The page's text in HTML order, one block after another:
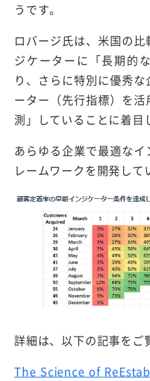
うです。
ロバージ氏は、米国の
ジケーターに「長期的
り、さらに特別に優秀
ーター（先行指標）を
測」していることに着目
あらゆる企業で最適な
レームワークを開発して
詳細は、以下の記事をご
The Science of